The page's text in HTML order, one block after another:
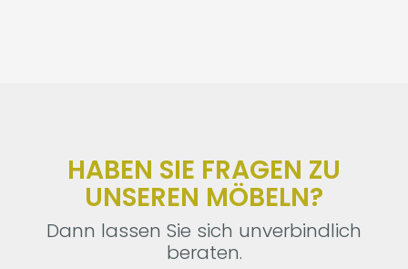
HABEN SIE FRAGEN ZU
UNSEREN MÖBELN?
Dann lassen Sie sich unverbindlich
beraten.